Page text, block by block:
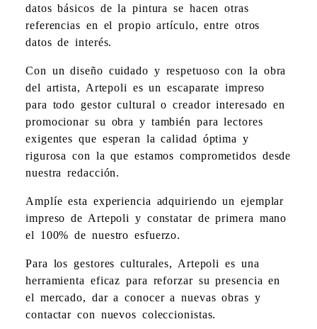
datos básicos de la pintura se hacen otras
referencias en el propio artículo, entre otros
datos de interés.
Con un diseño cuidado y respetuoso con la obra
del artista, Artepoli es un escaparate impreso
para todo gestor cultural o creador interesado en
promocionar su obra y también para lectores
exigentes que esperan la calidad óptima y
rigurosa con la que estamos comprometidos desde
nuestra redacción.
Amplíe esta experiencia adquiriendo un ejemplar
impreso de Artepoli y constatar de primera mano
el 100% de nuestro esfuerzo.
Para los gestores culturales, Artepoli es una
herramienta eficaz para reforzar su presencia en
el mercado, dar a conocer a nuevas obras y
contactar con nuevos coleccionistas.